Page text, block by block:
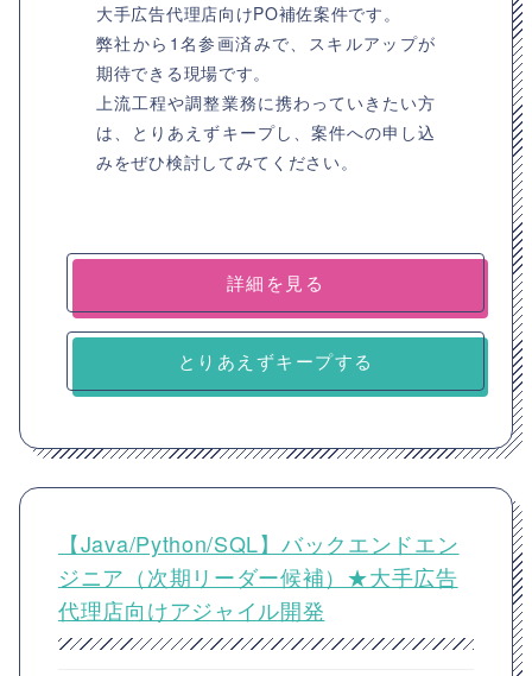
大手広告代理店向けPO補佐案件です。
弊社から1名参画済みで、スキルアップが
期待できる現場です。
上流工程や調整業務に携わっていきたい方
は、とりあえずキープし、案件への申し込
みをぜひ検討してみてください。
詳細を見る
とりあえずキープする
【Java/Python/SQL】バックエンドエン
ジニア（次期リーダー候補）★大手広告
代理店向けアジャイル開発